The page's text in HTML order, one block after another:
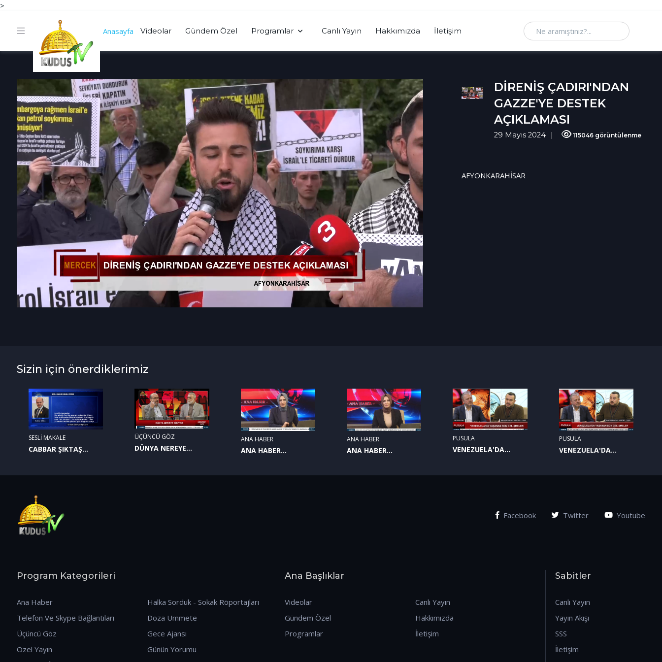
>
Anasayfa Videolar Gündem Özel Programlar Canlı Yayın Hakkımızda İletişim Ne aramıştınız
DİRENİŞ ÇADIRI'NDAN
GAZZE'YE DESTEK
AÇIKLAMASI
29 Mayıs 2024 115046 görüntülenme
AFYONKARAHİSAR
Sizin için önerdiklerimiz
SESLİ MAKALE
CABBAR ŞIKTAŞ
ÜÇÜNCÜ GÖZ
DÜNYA NEREYE
ANA HABER
ANA HABER
ANA HABER
ANA HABER
PUSULA
VENEZUELA'DA
PUSULA
VENEZUELA'DA
Facebook Twitter Youtube
Program Kategorileri
Ana Haber
Telefon Ve Skype Bağlantıları
Üçüncü Göz
Özel Yayın
Halka Sorduk - Sokak Röportajları
Doza Ummete
Gece Ajansı
Günün Yorumu
Ana Başlıklar
Videolar
Gündem Özel
Programlar
Canlı Yayın
Hakkımızda
İletişim
Sabitler
Canlı Yayın
Yayın Akışı
SSS
İletişim